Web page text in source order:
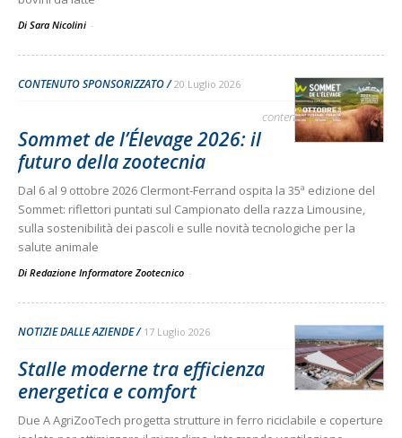
Di Sara Nicolini -
CONTENUTO SPONSORIZZATO 20 Luglio 2026
contenuto sponsorizzato
Sommet de l’Élevage 2026: il
futuro della zootecnia
Dal 6 al 9 ottobre 2026 Clermont-Ferrand ospita la 35ª edizione del
Sommet: riflettori puntati sul Campionato della razza Limousine,
sulla sostenibilità dei pascoli e sulle novità tecnologiche per la
salute animale
Di Redazione Informatore Zootecnico -
NOTIZIE DALLE AZIENDE 17 Luglio 2026
Stalle moderne tra efficienza
energetica e comfort
Due A AgriZooTech progetta strutture in ferro riciclabile e coperture